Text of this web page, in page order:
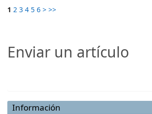
1 2 3 4 5 6 > >>
Enviar un artículo
Información